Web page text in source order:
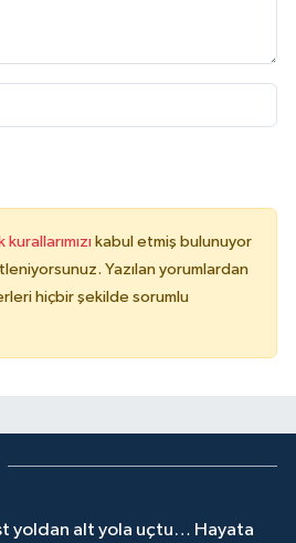
kabul etmiş bulunuyor
Yazılan yorumlardan
hiçbir şekilde sorumlu
yoldan alt yola uçtu… Hayata